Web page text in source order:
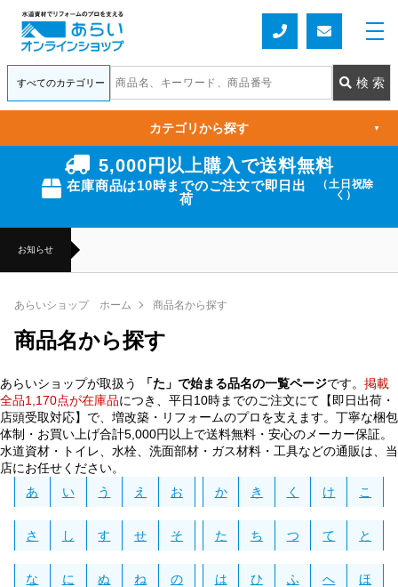
5,000円以上購入で送料無料
在庫商品は10時までのご注文で即日出
荷
（土日祝除
く）
お知らせ
カテゴリから探す ▼
あらいショップ ホーム 商品名から探す
商品名から探す
あらいショップが取扱う 「た」で始まる品名の一覧ページです。 掲載
全品1,170点が在庫品につき、平日10時までのご注文にて【即日出荷・
店頭受取対応】で、増改築・リフォームのプロを支えます。丁寧な梱包
体制・お買い上げ合計5,000円以上で送料無料・安心のメーカー保証。
水道資材・トイレ、水栓、洗面部材・ガス材料・工具などの通販は、当
店にお任せください。
あ
い う え お か き く け こ
さ し す せ そ た ち つ て と
な に ぬ ね の は ひ ふ へ ほ